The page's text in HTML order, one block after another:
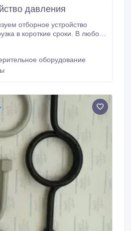
давления
отборное устройство
в короткие сроки. В любой
оборудование